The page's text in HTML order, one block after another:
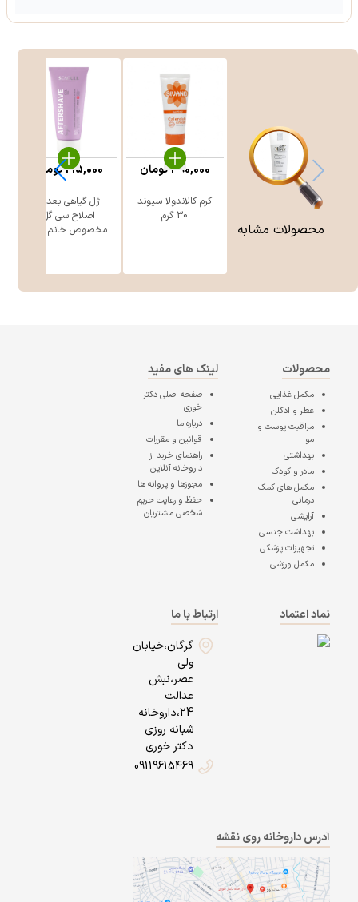
محصولات مشابه
کرم کالاندولا سیوند
30 گرم
390,000تومان
ژل گیاهی بعد از
اصلاح سی گل
مخصوص خانم ه ...
215,000تومان
محصولات
مکمل غذایی
عطر و ادکلن
مراقبت پوست و
مو
بهداشتی
مادر و کودک
مکمل های کمک
درمانی
آرایشی
بهداشت جنسی
تجهیزات پزشکی
مکمل ورزشی
لینک های مفید
صفحه اصلیدکتر
خوری
درباره ما
قوانین و مقررات
راهنمای خرید از
داروخانه آنلاین
مجوزها و پروانه ها
حفظ و رعایت حریم
شخصی مشتریان
نماد اعتماد
ارتباط با ما
گرگان،خیابان
ولی
عصر،نبش
عدالت
24،داروخانه
شبانه روزی
دکتر خوری
09119615469
آدرس داروخانه روی نقشه